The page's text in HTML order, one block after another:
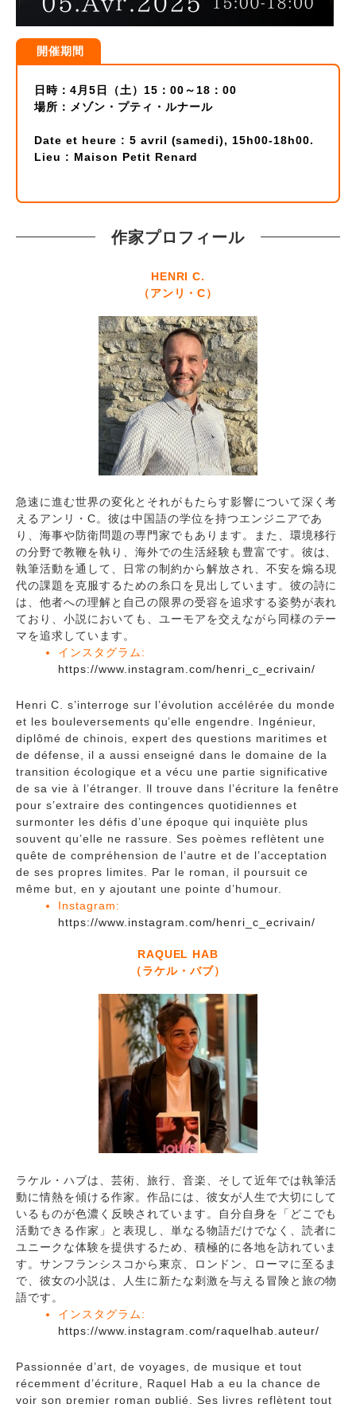
開催期間
日時：4月5日（土）15：00～18：00
場所：メゾン・プティ・ルナール
Date et heure : 5 avril (samedi), 15h00-18h00.
Lieu : Maison Petit Renard
作家プロフィール
HENRI C.
（アンリ・C）
急速に進む世界の変化とそれがもたらす影響について深く考
えるアンリ・C。彼は中国語の学位を持つエンジニアであ
り、海事や防衛問題の専門家でもあります。また、環境移行
の分野で教鞭を執り、海外での生活経験も豊富です。彼は、
執筆活動を通して、日常の制約から解放され、不安を煽る現
代の課題を克服するための糸口を見出しています。彼の詩に
は、他者への理解と自己の限界の受容を追求する姿勢が表れ
ており、小説においても、ユーモアを交えながら同様のテー
マを追求しています。
インスタグラム:
https://www.instagram.com/henri_c_ecrivain/
Henri C. s’interroge sur l’évolution accélérée du monde
et les bouleversements qu’elle engendre. Ingénieur,
diplômé de chinois, expert des questions maritimes et
de défense, il a aussi enseigné dans le domaine de la
transition écologique et a vécu une partie significative
de sa vie à l’étranger. Il trouve dans l’écriture la fenêtre
pour s’extraire des contingences quotidiennes et
surmonter les défis d’une époque qui inquiète plus
souvent qu’elle ne rassure. Ses poèmes reflètent une
quête de compréhension de l’autre et de l’acceptation
de ses propres limites. Par le roman, il poursuit ce
même but, en y ajoutant une pointe d’humour.
Instagram:
https://www.instagram.com/henri_c_ecrivain/
RAQUEL HAB
（ラケル・バブ）
ラケル・ハブは、芸術、旅行、音楽、そして近年では執筆活
動に情熱を傾ける作家。作品には、彼女が人生で大切にして
いるものが色濃く反映されています。自分自身を「どこでも
活動できる作家」と表現し、単なる物語だけでなく、読者に
ユニークな体験を提供するため、積極的に各地を訪れていま
す。サンフランシスコから東京、ロンドン、ローマに至るま
で、彼女の小説は、人生に新たな刺激を与える冒険と旅の物
語です。
インスタグラム:
https://www.instagram.com/raquelhab.auteur/
Passionnée d’art, de voyages, de musique et tout
récemment d’écriture, Raquel Hab a eu la chance de
voir son premier roman publié. Ses livres reflètent tout